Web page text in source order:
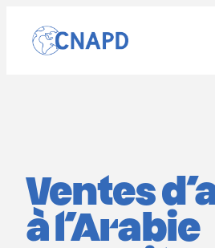
contenu
Ventes
à l’Arabie